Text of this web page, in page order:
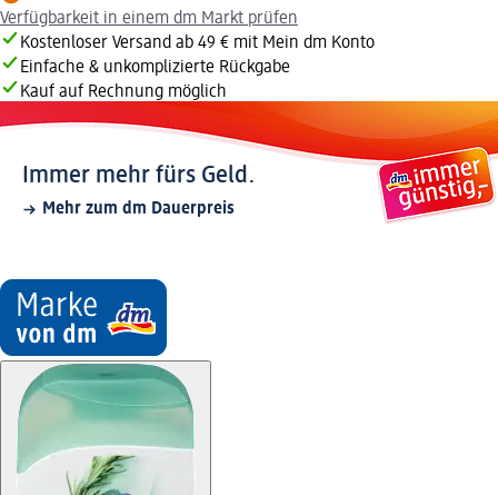
Verfügbarkeit in einem dm Markt prüfen
Kostenloser Versand ab 49 € mit Mein dm Konto
Einfache & unkomplizierte Rückgabe
Kauf auf Rechnung möglich
Immer mehr fürs Geld.
Mehr zum dm Dauerpreis